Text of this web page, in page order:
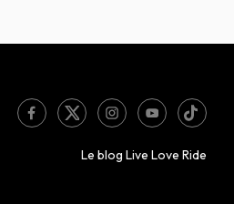
Le blog Live Love Ride